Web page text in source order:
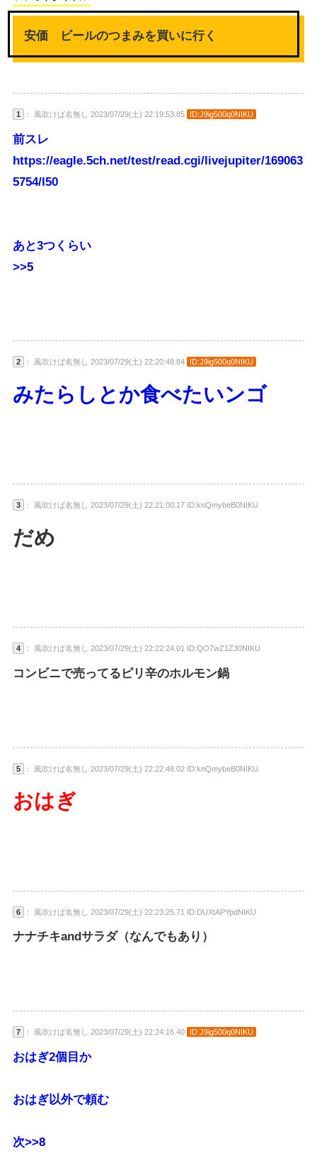
安価 ビールのつまみを買いに行く
1 ： 風吹けば名無し 2023/07/29(土) 22:19:53.85 ID:J9ig500q0NIKU
前スレ
https://eagle.5ch.net/test/read.cgi/livejupiter/169063
5754/l50
あと3つくらい
>>5
2 ： 風吹けば名無し 2023/07/29(土) 22:20:48.84 ID:J9ig500q0NIKU
みたらしとか食べたいンゴ
3 ： 風吹けば名無し 2023/07/29(土) 22:21:00.17 ID:knQmybeB0NIKU
だめ
4 ： 風吹けば名無し 2023/07/29(土) 22:22:24.01 ID:QO7wZ1Z30NIKU
コンビニで売ってるピリ辛のホルモン鍋
5 ： 風吹けば名無し 2023/07/29(土) 22:22:48.02 ID:knQmybeB0NIKU
おはぎ
6 ： 風吹けば名無し 2023/07/29(土) 22:23:25.71 ID:DUXtAPYpdNIKU
ナナチキandサラダ（なんでもあり）
7 ： 風吹けば名無し 2023/07/29(土) 22:24:16.40 ID:J9ig500q0NIKU
おはぎ2個目か
おはぎ以外で頼む
次>>8